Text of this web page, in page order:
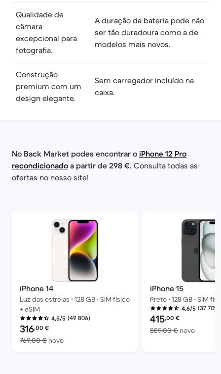
Qualidade de
câmara
excepcional para
fotografia.
A duração da bateria pode não
ser tão duradoura como a de
modelos mais novos.
Construção
premium com um
design elegante.
Sem carregador incluído na
caixa.
No Back Market podes encontrar o iPhone 12 Pro
recondicionado a partir de 298 €. Consulta todas as
ofertas no nosso site!
iPhone 14
Luz das estrelas • 128 GB • SIM físico
+ eSIM
4,5/5 (49 806)
Preço recondicionado:
316,00 €
769,00 € novoVersus 769,00 € novo
iPhone 15
Preto • 128 GB • SIM
4,6/5 (37 709)
Preço recondicionado:
415,00 €
889,00 € novoVersus